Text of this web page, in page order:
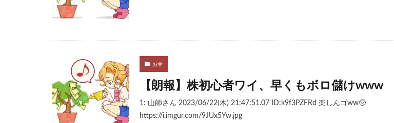
お金
【朗報】株初心者ワイ、早くもボロ儲けwww
1: 山師さん 2023/06/22(木) 21:47:51.07 ID:k9f3PZFRd 楽しんゴww🥺
https://i.imgur.com/9JUx5Yw.jpg